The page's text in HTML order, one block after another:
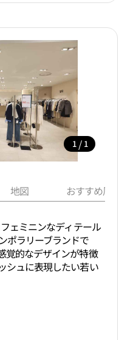
1 / 1
地図 おすすめ周辺
ェミニンなディテール
ポラリーブランドで
覚的なデザインが特徴
シュに表現したい若い